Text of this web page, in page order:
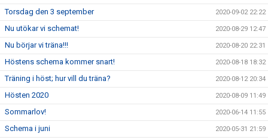
Torsdag den 3 september 2020-09-02 22:22
Nu utökar vi schemat! 2020-08-29 12:47
Nu börjar vi träna!!! 2020-08-20 22:31
Höstens schema kommer snart! 2020-08-18 18:32
Träning i höst; hur vill du träna? 2020-08-12 20:34
Hösten 2020 2020-08-09 11:49
Sommarlov! 2020-06-14 11:55
Schema i juni 2020-05-31 21:59